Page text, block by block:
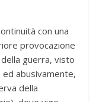
con una
provocazione
guerra, visto
abusivamente,
della